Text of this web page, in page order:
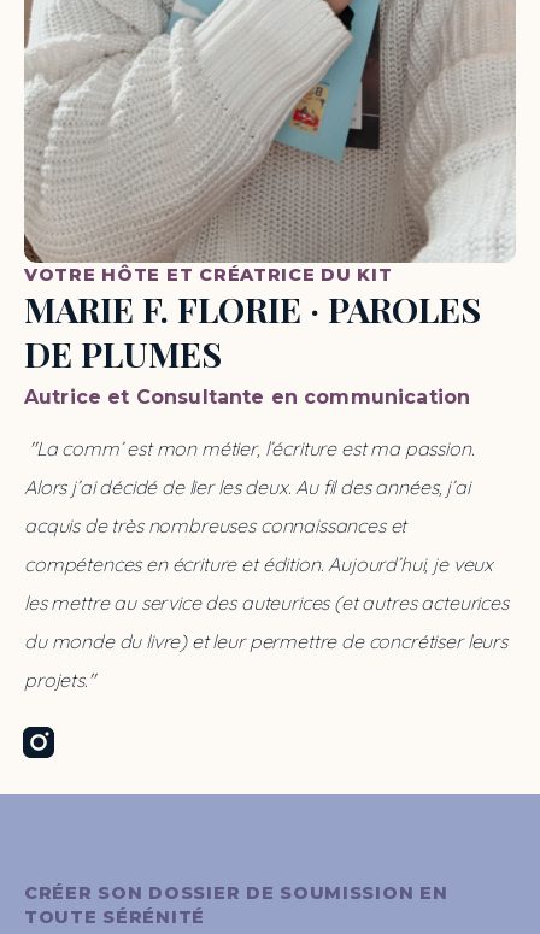
VOTRE HÔTE ET CRÉATRICE DU KIT
MARIE F. FLORIE · PAROLES
DE PLUMES
Autrice et Consultante en communication
"La comm’ est mon métier, l’écriture est ma passion.
Alors j’ai décidé de lier les deux. Au fil des années, j’ai
acquis de très nombreuses connaissances et
compétences en écriture et édition. Aujourd’hui, je veux
les mettre au service des auteurices (et autres acteurices
du monde du livre) et leur permettre de concrétiser leurs
projets."
Instagram
CRÉER SON DOSSIER DE SOUMISSION EN
TOUTE SÉRÉNITÉ